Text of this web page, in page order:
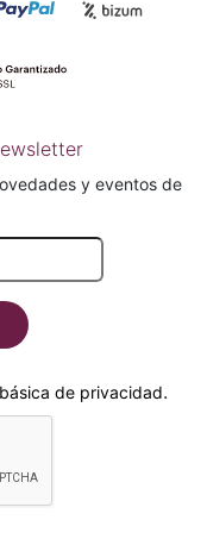
y eventos de
de privacidad.